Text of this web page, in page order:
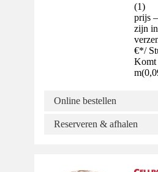
(1)
prijs
zijn
€*/
Komt
m(
Online bestellen
Reserveren & afhalen